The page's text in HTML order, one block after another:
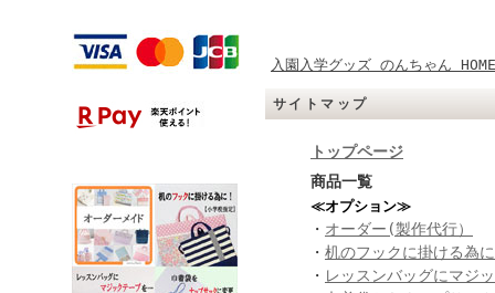
入園入学グッズ のんちゃん HOME
サイトマップ
トップページ
商品一覧
≪オプション≫
・ オーダー(製作代行）
・ 机のフックに掛ける為
・ レッスンバッグにマジ